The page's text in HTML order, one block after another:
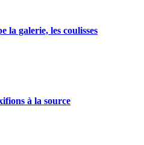
la galerie, les coulisses
à la source